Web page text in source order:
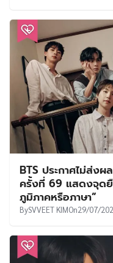
BTS ประกาศไม่ส่งผ
ครั้งที่ 69 แสดงจุด
ภูมิภาคหรือภาษา”
BySVVEET KIMOn29/07/